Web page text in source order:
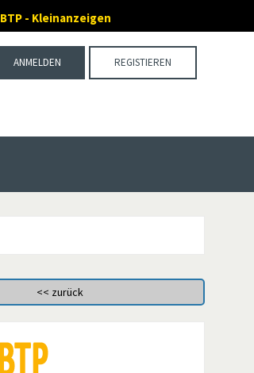
BTP - Kleinanzeigen
REGISTIEREN
ANMELDEN